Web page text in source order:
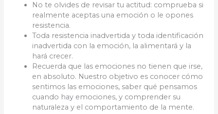
No te olvides de revisar tu actitud: comprueba si
realmente aceptas una emoción o le opones
resistencia.
Toda resistencia inadvertida y toda identificación
inadvertida con la emoción, la alimentará y la
hará crecer.
Recuerda que las emociones no tienen que irse,
en absoluto. Nuestro objetivo es conocer cómo
sentimos las emociones, saber qué pensamos
cuando hay emociones, y comprender su
naturaleza y el comportamiento de la mente.